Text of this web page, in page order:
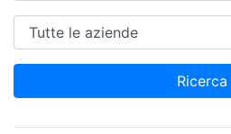
Azienda
Ricerca